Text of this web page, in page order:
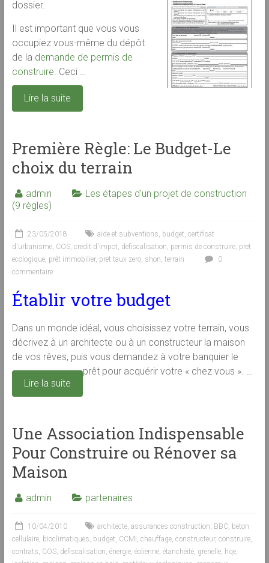
dossier.
Il est important que vous vous
occupiez vous-même du dépôt
de la demande de permis de
construire. Ceci …
Lire la suite
Première Règle: Le Budget-Le
choix du terrain
admin
Les étapes d'un projet de construction
(9 règles)
23/05/2018 aide et subventions, budget, certificat
d'urbanisme, COS, credit d'impot, defiscalisation, permis de construire, pret
ecologique, prêt immobilier, pret taux zero, shon, terrain
0
commentaire
Établir votre budget
Dans un monde idéal, vous choisissez votre terrain, vous
décrivez à un architecte ou à un constructeur la maison
de vos rêves, puis vous demandez à votre banquier le
prêt pour acquérir votre « chez vous ». …
Lire la suite
Une Association Indispensable
Pour Construire ou Rénover sa
Maison
admin partenaires
10/04/2010 architecte, assurances construction, BBC, beton
cellulaire, bioclimatiques, budget, CCMI , chauffage, constructeur, construire,
contrats, COS, defiscalisation, énergie, éolienne, étanchéité, grenelle, hqe,